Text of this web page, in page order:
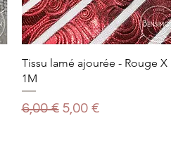
Tissu lamé ajourée - Rouge X
1M
Prix original
6,00 € Prix promotionnel
5,00 €